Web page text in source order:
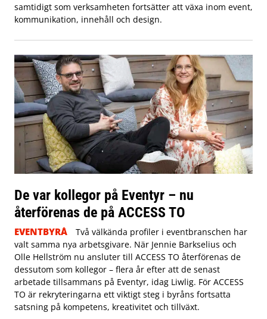
samtidigt som verksamheten fortsätter att växa inom event,
kommunikation, innehåll och design.
De var kollegor på Eventyr – nu
återförenas de på ACCESS TO
EVENTBYRÅ
Två välkända profiler i eventbranschen har
valt samma nya arbetsgivare. När Jennie Barkselius och
Olle Hellström nu ansluter till ACCESS TO återförenas de
dessutom som kollegor – flera år efter att de senast
arbetade tillsammans på Eventyr, idag Liwlig. För ACCESS
TO är rekryteringarna ett viktigt steg i byråns fortsatta
satsning på kompetens, kreativitet och tillväxt.